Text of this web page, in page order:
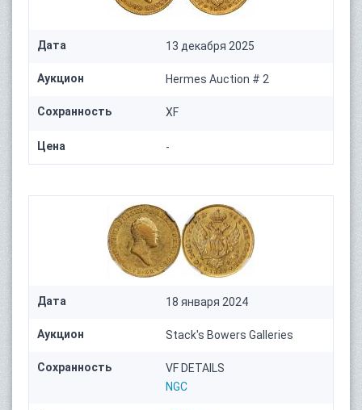
Дата 13 декабря 2025
Аукцион Hermes Auction # 2
Сохранность XF
Цена -
Дата 18 января 2024
Аукцион Stack's Bowers Galleries
Сохранность
VF DETAILS
NGC